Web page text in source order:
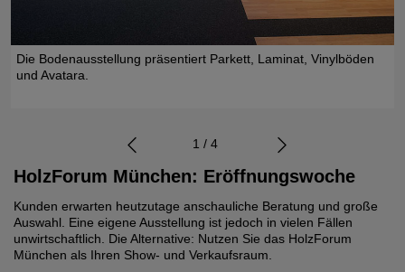
Die Bodenausstellung präsentiert Parkett, Laminat, Vinylböden
und Avatara.
1 / 4
HolzForum München: Eröffnungswoche
Kunden erwarten heutzutage anschauliche Beratung und große
Auswahl. Eine eigene Ausstellung ist jedoch in vielen Fällen
unwirtschaftlich. Die Alternative: Nutzen Sie das HolzForum
München als Ihren Show- und Verkaufsraum.